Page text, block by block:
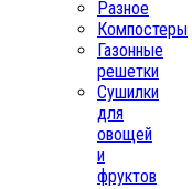
Разное
Компостеры
Газонные
решетки
Сушилки
для
овощей
и
фруктов